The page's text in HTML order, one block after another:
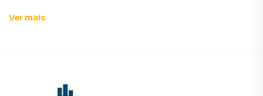
planta em Monte Cristo e em outras regiões de Barra
Ver mais